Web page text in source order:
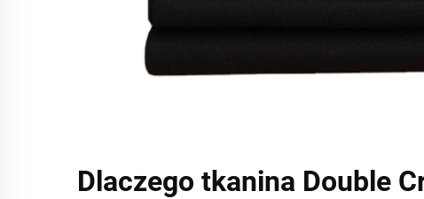
Dlaczego tkanina Double